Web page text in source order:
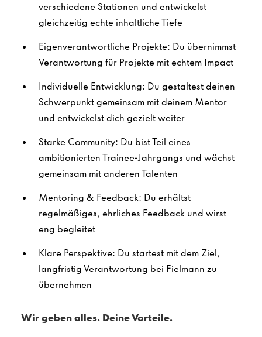
verschiedene Stationen und entwickelst
gleichzeitig echte inhaltliche Tiefe
Eigenverantwortliche Projekte: Du übernimmst
Verantwortung für Projekte mit echtem Impact
Individuelle Entwicklung: Du gestaltest deinen
Schwerpunkt gemeinsam mit deinem Mentor
und entwickelst dich gezielt weiter
Starke Community: Du bist Teil eines
ambitionierten Trainee-Jahrgangs und wächst
gemeinsam mit anderen Talenten
Mentoring & Feedback: Du erhältst
regelmäßiges, ehrliches Feedback und wirst
eng begleitet
Klare Perspektive: Du startest mit dem Ziel,
langfristig Verantwortung bei Fielmann zu
übernehmen
Wir geben alles. Deine Vorteile.